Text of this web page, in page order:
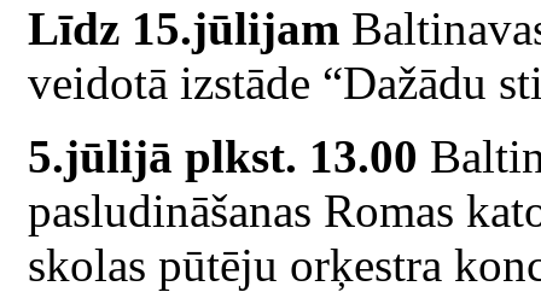
Līdz 15.jūlijam
veidotā izstāde “Dažādu
5.jūlijā plkst. 13.00
pasludināšanas Romas
skolas pūtēju orķestra